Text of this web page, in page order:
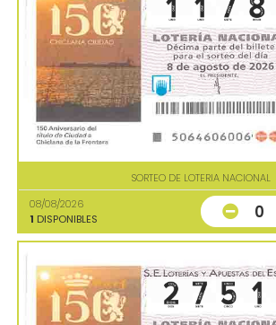
SORTEO DE LOTERIA NACIONAL
08/08/2026
1 DISPONIBLES 0